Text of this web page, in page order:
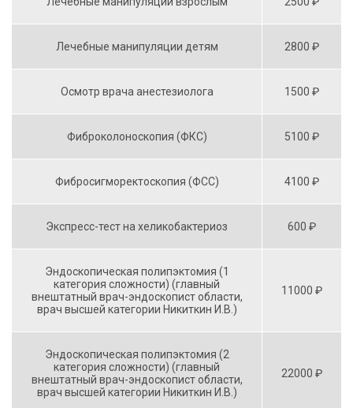
Лечебные манипуляции детям 2800 ₽
Осмотр врача анестезиолога 1500 ₽
Фиброколоноскопия (ФКС) 5100 ₽
Фибросигморектоскопия (ФСС) 4100 ₽
Экспресс-тест на хеликобактериоз 600 ₽
Эндоскопическая полипэктомия (1
категория сложности) (главный
внештатный врач-эндоскопист области,
врач высшей категории Никиткин И.В.)
11000 ₽
Эндоскопическая полипэктомия (2
категория сложности) (главный
внештатный врач-эндоскопист области,
врач высшей категории Никиткин И.В.)
22000 ₽